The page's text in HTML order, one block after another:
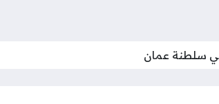
في سلطنة عمان